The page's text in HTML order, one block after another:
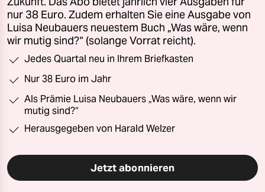
nur 38 Euro. Zudem erhalten Sie eine Ausgabe von
Luisa Neubauers neuestem Buch „Was wäre, wenn
wir mutig sind?“ (solange Vorrat reicht).
Jedes Quartal neu in Ihrem Briefkasten
Nur 38 Euro im Jahr
Als Prämie Luisa Neubauers „Was wäre, wenn wir
mutig sind?“
Herausgegeben von Harald Welzer
Jetzt abonnieren